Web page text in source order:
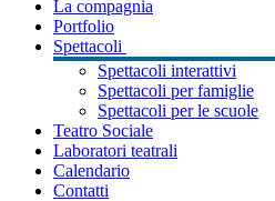
La compagnia
Portfolio
Spettacoli
Spettacoli interattivi
Spettacoli per famiglie
Spettacoli per le scuole
Teatro Sociale
Laboratori teatrali
Calendario
Contatti